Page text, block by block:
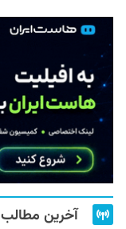
آخرین مطالب